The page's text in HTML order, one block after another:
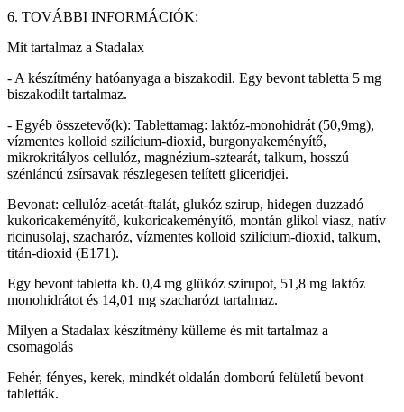
6. TOVÁBBI INFORMÁCIÓK:
Mit tartalmaz a Stadalax
- A készítmény hatóanyaga a biszakodil. Egy bevont tabletta 5 mg
biszakodilt tartalmaz.
- Egyéb összetevő(k): Tablettamag: laktóz-monohidrát (50,9mg),
vízmentes kolloid szilícium-dioxid, burgonyakeményítő,
mikrokritályos cellulóz, magnézium-sztearát, talkum, hosszú
szénláncú zsírsavak részlegesen telített gliceridjei.
Bevonat: cellulóz-acetát-ftalát, glukóz szirup, hidegen duzzadó
kukoricakeményítő, kukoricakeményítő, montán glikol viasz, natív
ricinusolaj, szacharóz, vízmentes kolloid szilícium-dioxid, talkum,
titán-dioxid (E171).
Egy bevont tabletta kb. 0,4 mg glükóz szirupot, 51,8 mg laktóz
monohidrátot és 14,01 mg szacharózt tartalmaz.
Milyen a Stadalax készítmény külleme és mit tartalmaz a
csomagolás
Fehér, fényes, kerek, mindkét oldalán domború felületű bevont
tabletták.